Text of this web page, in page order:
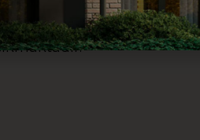
oluşmaktaır.1. Bodrum katı